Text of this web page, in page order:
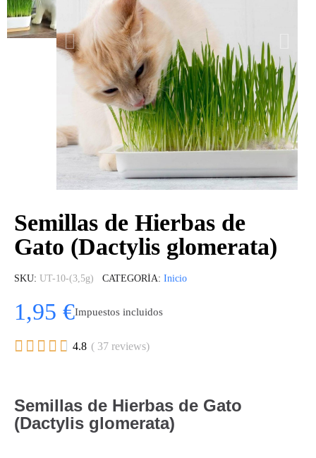
Semillas de Hierbas de
Gato (Dactylis glomerata)
SKU UT-10-(3,5g) CATEGORÍA Inicio
1,95 €Impuestos incluidos
     4.8 ( 37 reviews)
Semillas de Hierbas de Gato
(Dactylis glomerata)